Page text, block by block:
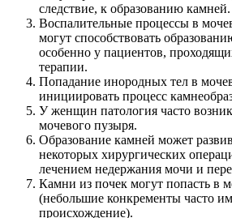
следствие, к образованию камней.
Воспалительные процессы в
могут способствовать
особенно у пациентов,
терапии.
Попадание инородных тел в
инициировать процесс
У женщин патология часто
мочевого пузыря.
Образование камней может
некоторых хирургических
лечением недержания мочи и
Камни из почек могут попасть в
(небольшие конкременты часто
происхождение).